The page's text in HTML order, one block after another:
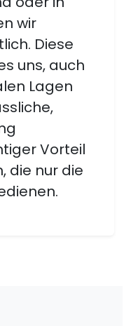
wir
Diese
uns, auch
Lagen
Vorteil
die nur die